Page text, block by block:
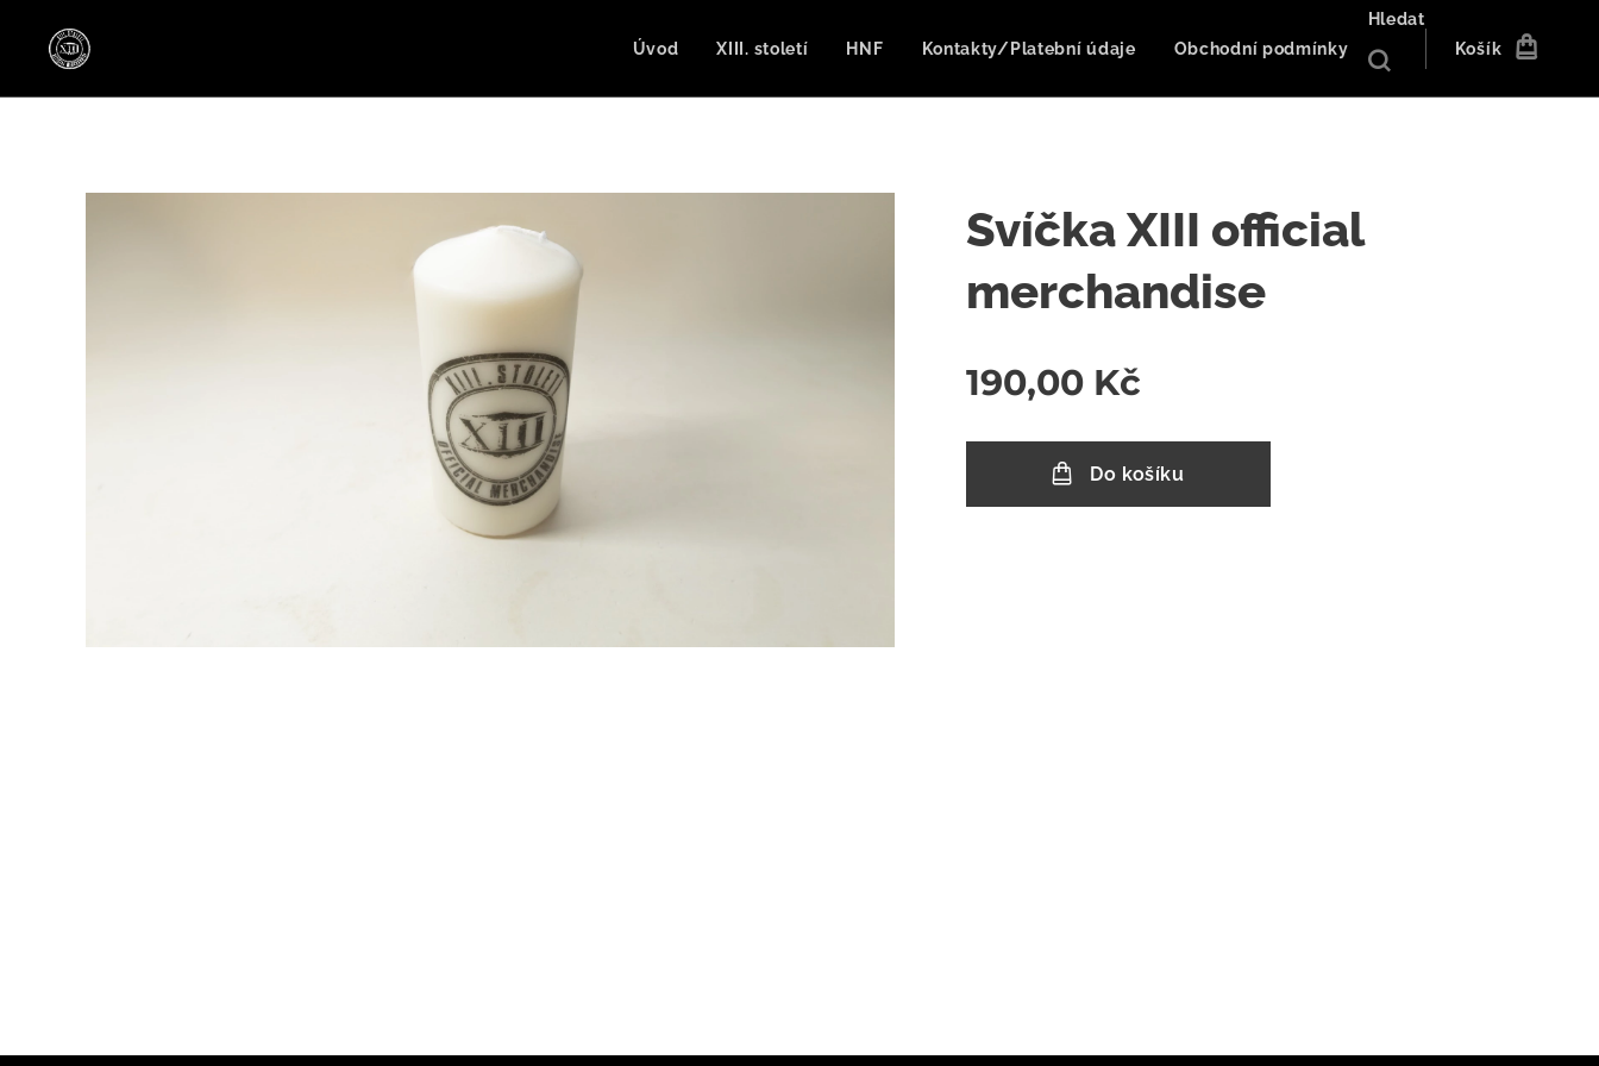
Úvod XIII. století HNF Kontakty/Platební údaje Obchodní podmínky
Hledat
Košík
Svíčka XIII official
merchandise
190,00 Kč
Do košíku